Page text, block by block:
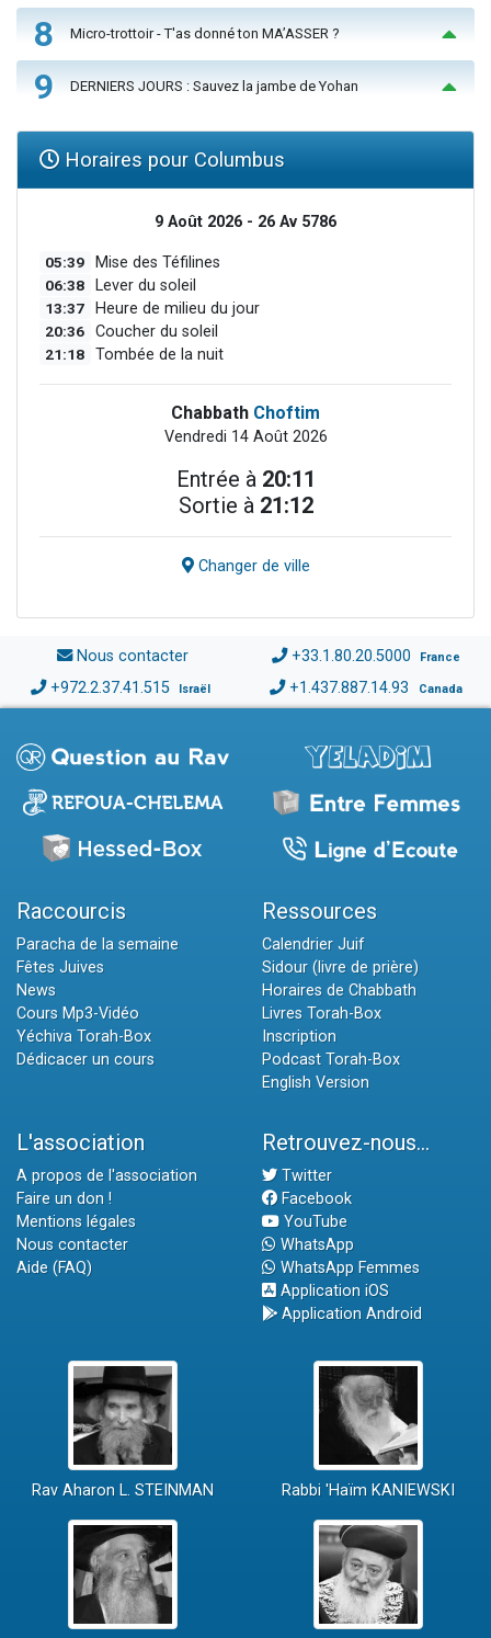
8 Micro-trottoir - T'as donné ton MA’ASSER ?
9 DERNIERS JOURS : Sauvez la jambe de Yohan
Horaires pour Columbus
9 Août 2026 - 26 Av 5786
05:39 Mise des Téfilines
06:38 Lever du soleil
13:37 Heure de milieu du jour
20:36 Coucher du soleil
21:18 Tombée de la nuit
Chabbath Choftim
Vendredi 14 Août 2026
Entrée à 20:11
Sortie à 21:12
Changer de ville
Nous contacter +33.1.80.20.5000 France
+972.2.37.41.515 Israël +1.437.887.14.93 Canada
Raccourcis
Paracha de la semaine
Fêtes Juives
News
Cours Mp3-Vidéo
Yéchiva Torah-Box
Dédicacer un cours
Ressources
Calendrier Juif
Sidour (livre de prière)
Horaires de Chabbath
Livres Torah-Box
Inscription
Podcast Torah-Box
English Version
L'association
A propos de l'association
Faire un don !
Mentions légales
Nous contacter
Aide (FAQ)
Retrouvez-nous...
Twitter
Facebook
YouTube
WhatsApp
WhatsApp Femmes
Application iOS
Application Android
Rav Aharon L. STEINMAN Rabbi 'Haïm KANIEWSKI